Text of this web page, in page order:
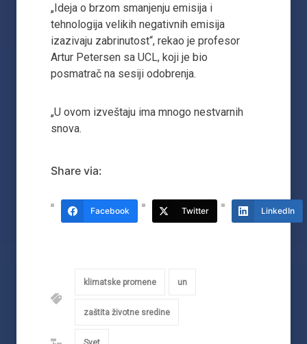
„Ideja o brzom smanjenju emisija i
tehnologija velikih negativnih emisija
izazivaju zabrinutost“, rekao je profesor
Artur Petersen sa UCL, koji je bio
posmatrač na sesiji odobrenja.
„U ovom izveštaju ima mnogo nestvarnih
snova.
Share via:
Facebook Twitter LinkedIn
klimatske promene un
zaštita životne sredine